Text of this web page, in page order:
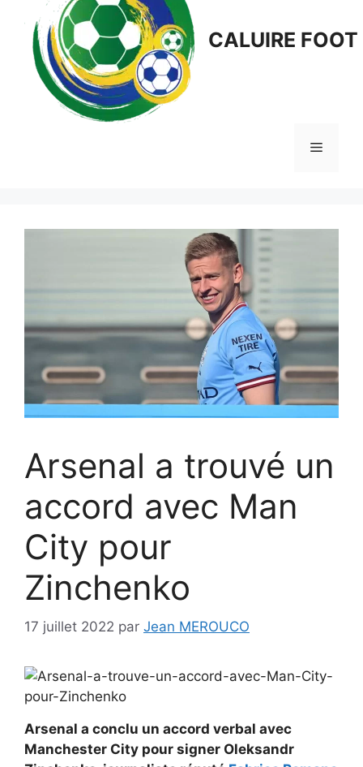
CALUIRE FOOT
Menu
Arsenal a trouvé un
accord avec Man
City pour
Zinchenko
17 juillet 2022 par Jean MEROUCO
Arsenal a conclu un accord verbal avec
Manchester City pour signer Oleksandr